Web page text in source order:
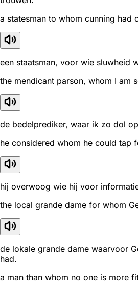
a statesman to whom cunning had
een staatsman, voor wie sluwheid
the mendicant parson, whom I am
de bedelprediker, waar ik zo dol
he considered whom he could tap
hij overwoog wie hij voor
the local grande dame for whom
de lokale grande dame waarvoor
had.
a man than whom no one is more